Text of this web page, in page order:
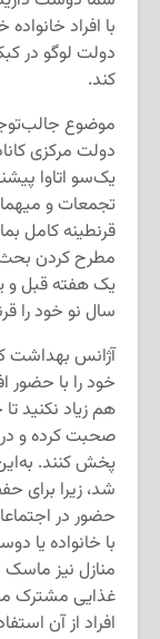
با افراد
دولت لوگو در
کند.
موضوع
دولت مرکزی
یک‌سو اتاوا
تجمعات و
قرنطینه کامل
مطرح کردن بحث
یک هفته قبل و
سال نو خود را
آژانس بهداشت
خود را با حضور
هم زیاد نکنید
صحبت کرده و در
پخش کنند.
شد، زیرا برای
حضور در
با خانواده یا
منازل نیز
غذایی مشترک
افراد از آن